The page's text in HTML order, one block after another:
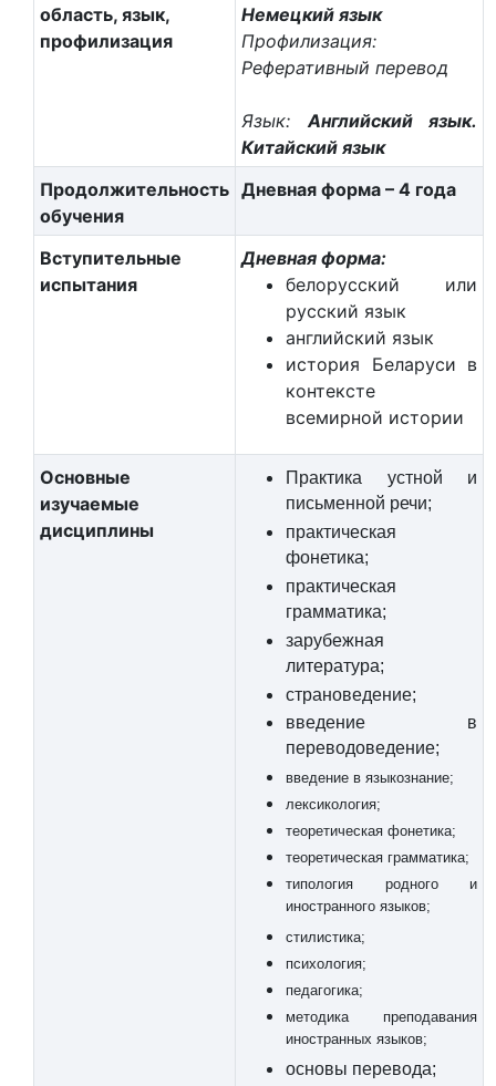
область, язык,
профилизация
Немецкий язык
Профилизация:
Реферативный перевод
Язык:Английский язык.
Китайский язык
Продолжительность
обучения
Дневная форма – 4 года
Вступительные
испытания
Дневная форма:
белорусский или
русский язык
английский язык
история Беларуси в
контексте
всемирной истории
Основные
изучаемые
дисциплины
Практика устной и
письменной речи;
практическая
фонетика;
практическая
грамматика;
зарубежная
литература;
страноведение;
введение в
переводоведение;
введение в языкознание;
лексикология;
теоретическая фонетика;
теоретическая грамматика;
типология родного и
иностранного языков;
стилистика;
психология;
педагогика;
методика преподавания
иностранных языков;
основы перевода;